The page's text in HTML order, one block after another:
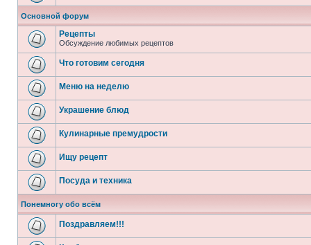
Основной форум
Рецепты
Обсуждение любимых рецептов
Что готовим сегодня
Меню на неделю
Украшение блюд
Кулинарные премудрости
Ищу рецепт
Посуда и техника
Понемногу обо всём
Поздравляем!!!